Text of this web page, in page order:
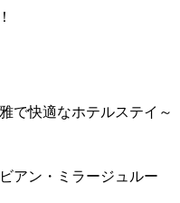
！
で快適なホテルステイ～
アン・ミラージュルー